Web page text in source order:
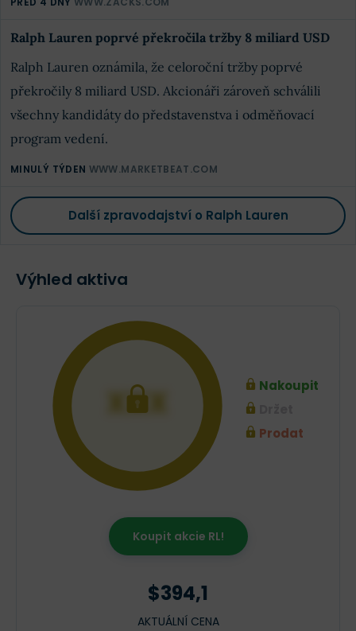
Ralph Lauren poprvé překročila tržby 8 miliard USD
Ralph Lauren oznámila, že celoroční tržby poprvé
překročily 8 miliard USD. Akcionáři zároveň schválili
všechny kandidáty do představenstva i odměňovací
program vedení.
MINULÝ TÝDEN WWW.MARKETBEAT.COM
Další zpravodajství o Ralph Lauren
Výhled aktiva
XXX
Nakoupit
Prodat
Koupit akcie RL!
$394,1
AKTUÁLNÍ CENA